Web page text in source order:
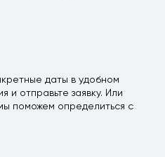
даты в удобном
и отправьте заявку. Или
поможем определиться с